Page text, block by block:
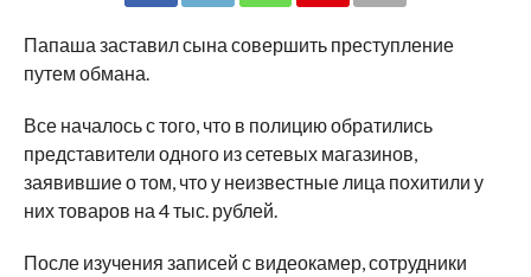
Папаша заставил сына совершить преступление
путем обмана.
Все началось с того, что в полицию обратились
представители одного из сетевых магазинов,
заявившие о том, что у неизвестные лица похитили у
них товаров на 4 тыс. рублей.
После изучения записей с видеокамер, сотрудники